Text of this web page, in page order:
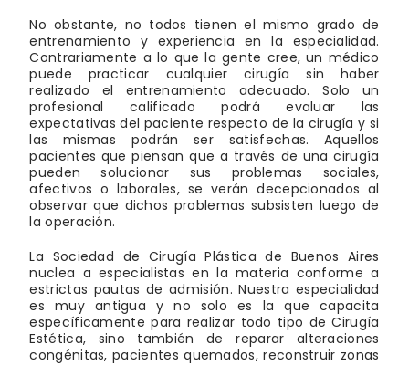
No obstante, no todos tienen el mismo grado de
entrenamiento y experiencia en la especialidad.
Contrariamente a lo que la gente cree, un médico
puede practicar cualquier cirugía sin haber
realizado el entrenamiento adecuado. Solo un
profesional calificado podrá evaluar las
expectativas del paciente respecto de la cirugía y si
las mismas podrán ser satisfechas. Aquellos
pacientes que piensan que a través de una cirugía
pueden solucionar sus problemas sociales,
afectivos o laborales, se verán decepcionados al
observar que dichos problemas subsisten luego de
la operación.
La Sociedad de Cirugía Plástica de Buenos Aires
nuclea a especialistas en la materia conforme a
estrictas pautas de admisión. Nuestra especialidad
es muy antigua y no solo es la que capacita
específicamente para realizar todo tipo de Cirugía
Estética, sino también de reparar alteraciones
congénitas, pacientes quemados, reconstruir zonas